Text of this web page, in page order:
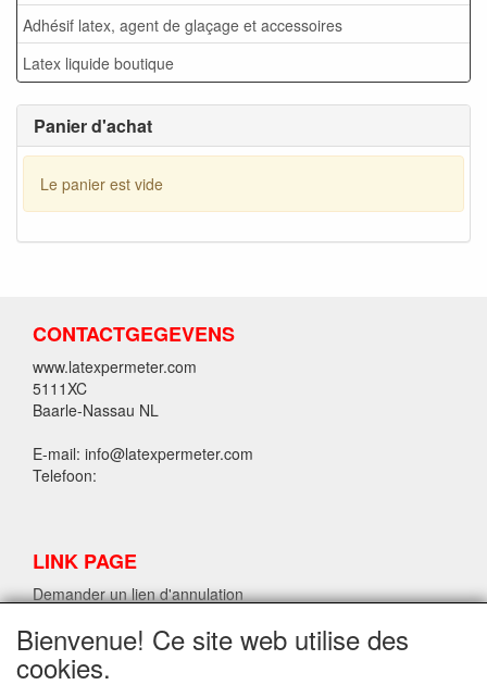
Adhésif latex, agent de glaçage et accessoires
Latex liquide boutique
Panier d'achat
Le panier est vide
CONTACTGEGEVENS
www.latexpermeter.com
5111XC
Baarle-Nassau NL
E-mail: info@latexpermeter.com
Telefoon:
LINK PAGE
Demander un lien d'annulation
INFORMATIONS SUR LE LATEX LPM.
Bienvenue! Ce site web utilise des
cookies.